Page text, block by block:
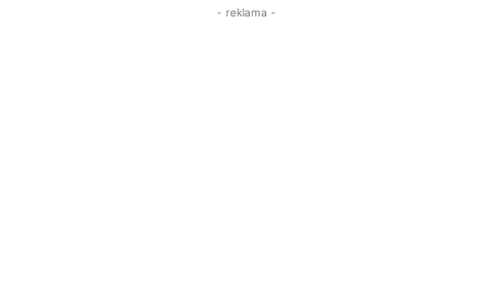
- reklama -